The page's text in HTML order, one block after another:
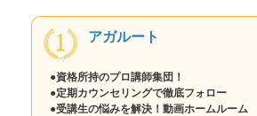
アガルート
●資格所持のプロ講師集団！
●定期カウンセリングで徹底フォロー
●受講生の悩みを解決！動画ホームルーム